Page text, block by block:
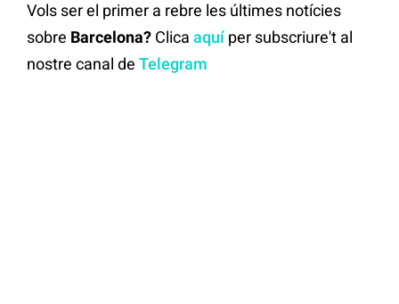
Vols ser el primer a rebre les últimes notícies
sobre Barcelona? Clica aquíper subscriure't al
nostre canal de Telegram